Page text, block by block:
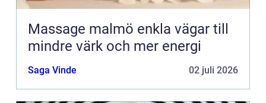
Massage malmö enkla vägar till
mindre värk och mer energi
Saga Vinde 02 juli 2026